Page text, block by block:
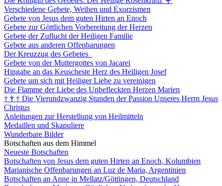
Verschiedene Gebete, Weihen und Exorzismen
Gebete von Jesus dem guten Hirten an Enoch
Gebete zur Göttlichen Vorbereitung der Herzen
Gebete der Zuflucht der Heiligen Familie
Gebete aus anderen Offenbarungen
Der Kreuzzug des Gebetes
Gebete von der Muttergottes von Jacarei
Hingabe an das Keuscheste Herz des Heiligen Josef
Gebete um sich mit Heiliger Liebe zu vereinigen
Die Flamme der Liebe des Unbefleckten Herzen Marien
† † † Die Vierundzwanzig Stunden der Passion Unseres Herrn Jesus
Christus
Anleitungen zur Herstellung von Heilmitteln
Medaillen und Skapuliere
Wunderbare Bilder
Botschaften aus dem Himmel
Neueste Botschaften
Botschaften von Jesus dem guten Hirten an Enoch, Kolumbien
Marianische Offenbarungen an Luz de Maria, Argentinien
Botschaften an Anne in Mellatz/Göttingen, Deutschland